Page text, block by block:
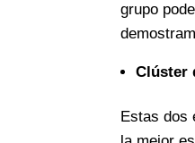
grupo
Clúster
Estas dos